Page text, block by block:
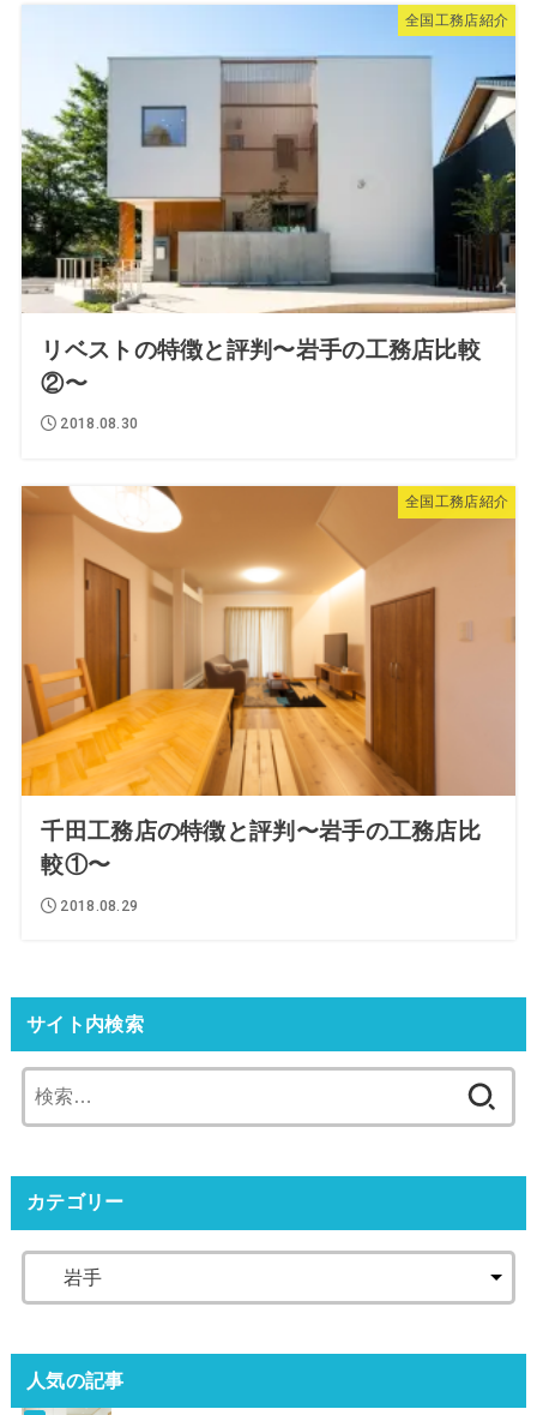
全国工務店紹介
リベストの特徴と評判〜岩手の工務店比較
②〜
2018.08.30
全国工務店紹介
千田工務店の特徴と評判〜岩手の工務店比
較①〜
2018.08.29
サイト内検索
カテゴリー
人気の記事